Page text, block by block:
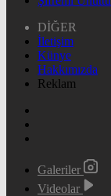
DİĞER
İletişim
Künye
Hakkımızda
Reklam
Galeriler
Videolar